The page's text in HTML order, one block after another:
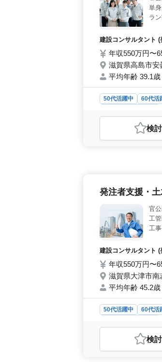
単
ラ
を
建設コンサルタント
年収550万円〜
滋賀県高島市安
平均年齢 39.1
50代活躍中 60代活
おすすめポイント
＜キャリアチャン
です。公共工事や
整っています。 ＜
を築けます。さら
検
発注者支援・
官
工
工
場
建設コンサルタント
年収550万円〜
滋賀県大津市南
平均年齢 45.2
50代活躍中 60代活
おすすめポイント
＜経験者歓迎の土
検